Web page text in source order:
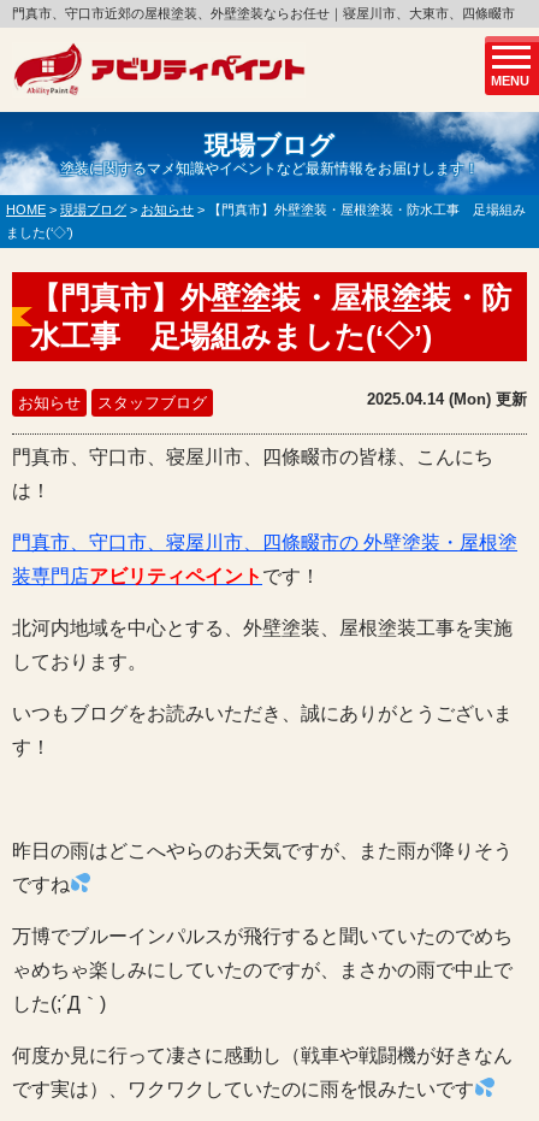
MENU
門真市、守口市近郊の屋根塗装、外壁塗装ならお任せ｜寝屋川市、大東市、四條畷市
現場ブログ
塗装に関するマメ知識やイベントなど最新情報をお届けします！
HOME > 現場ブログ > お知らせ >
【門真市】外壁塗装・屋根塗装・防水工事 足場組み
ました(‘◇’)ゞ
【門真市】外壁塗装・屋根塗装・防
水工事 足場組みました(‘◇’)ゞ
お知らせ スタッフブログ 2025.04.14 (Mon) 更新
門真市、守口市、寝屋川市、四條畷市の皆様、こんにち
は！
門真市、守口市、寝屋川市、四條畷市の 外壁塗装・屋根塗
装専門店アビリティペイント です！
北河内地域を中心とする、外壁塗装、屋根塗装工事を実施
しております。
いつもブログをお読みいただき、誠にありがとうございま
す！
昨日の雨はどこへやらのお天気ですが、また雨が降りそう
ですね
万博でブルーインパルスが飛行すると聞いていたのでめち
ゃめちゃ楽しみにしていたのですが、まさかの雨で中止で
した(;´Д｀)
何度か見に行って凄さに感動し（戦車や戦闘機が好きなん
です実は）、ワクワクしていたのに雨を恨みたいです